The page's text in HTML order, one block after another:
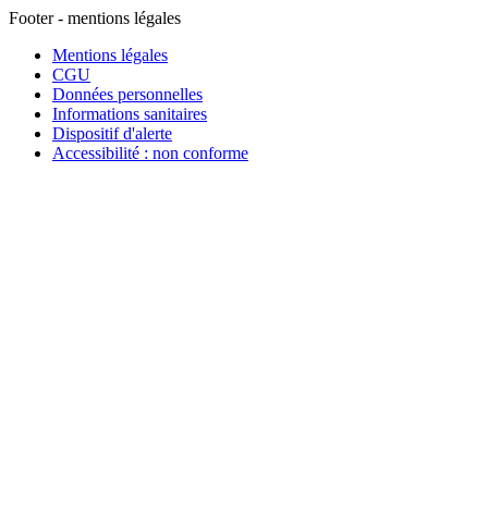
Footer - mentions légales
Mentions légales
CGU
Données personnelles
Informations sanitaires
Dispositif d'alerte
Accessibilité : non conforme